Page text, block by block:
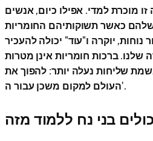
זו מוכרת למדי. אפילו כיום, אנשים
כאשר תשוקותיהם החומריות
יוקרה ו"עוד" יכולה להעכיר
ברכות חומריות אינן מטרות
שליחות נעלה יותר: להפוך את
העולם למקום משכן עבור ה'.